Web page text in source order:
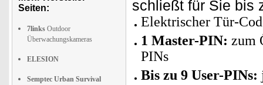
Seiten:
7links Outdoor
Überwachungskameras
ELESION
Semptec Urban Survival
schließt für Sie bis
Elektrischer Tür-
1 Master-PIN: zum
PINs
Bis zu 9 User-PINs: